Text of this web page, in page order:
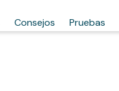
Consejos Pruebas